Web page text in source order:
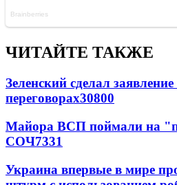
ЧИТАЙТЕ ТАКЖЕ
Зеленский сделал
переговорах30800
Майора ВСП поймали на
СОЧ7331
Украина впервые в мире